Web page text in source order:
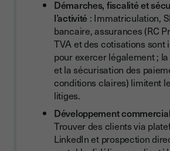
clients
Les outils marketing et prospection
Les outils pour optimiser son travail
Gérer la relation client et sécuriser
Rédiger un contrat de prestation
Sécuriser ses paiements et éviter les
Démarches, fiscalité et
l’activité : Immatriculation,
bancaire, assurances (RC
TVA et des cotisations sont
pour exercer légalement ;
et la sécurisation des
conditions claires) limitent
litiges.
Développement
Trouver des clients via
LinkedIn et prospection